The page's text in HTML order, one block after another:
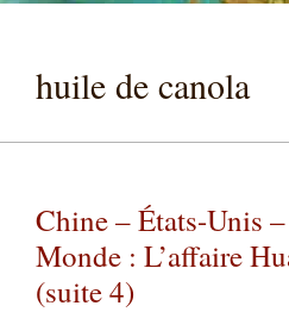
huile de canola
Chine – États-Unis
Monde : L’affaire
(suite 4)